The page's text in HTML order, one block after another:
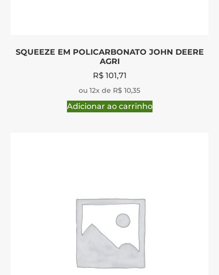
SQUEEZE EM POLICARBONATO JOHN DEERE
AGRI
R$101,71
ou 12x de R$ 10,35
Adicionar ao carrinho